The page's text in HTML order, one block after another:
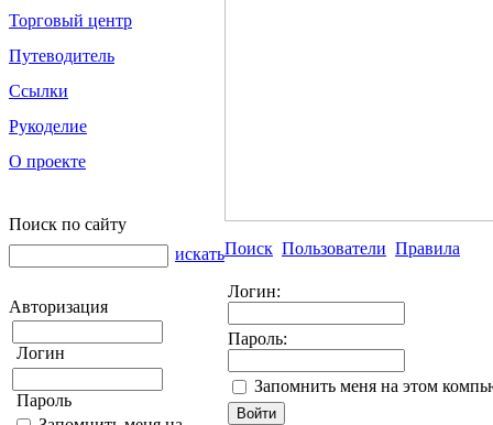
Торговый центр
Путеводитель
Ссылки
Рукоделие
О проекте
Поиск по сайту
искать
Авторизация
Логин
Пароль
Поиск Пользователи Правила
Логин:
Пароль:
Запомнить меня на этом